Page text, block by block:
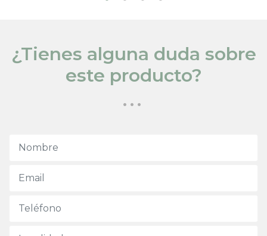
¿Tienes alguna duda sobre
este producto?
...